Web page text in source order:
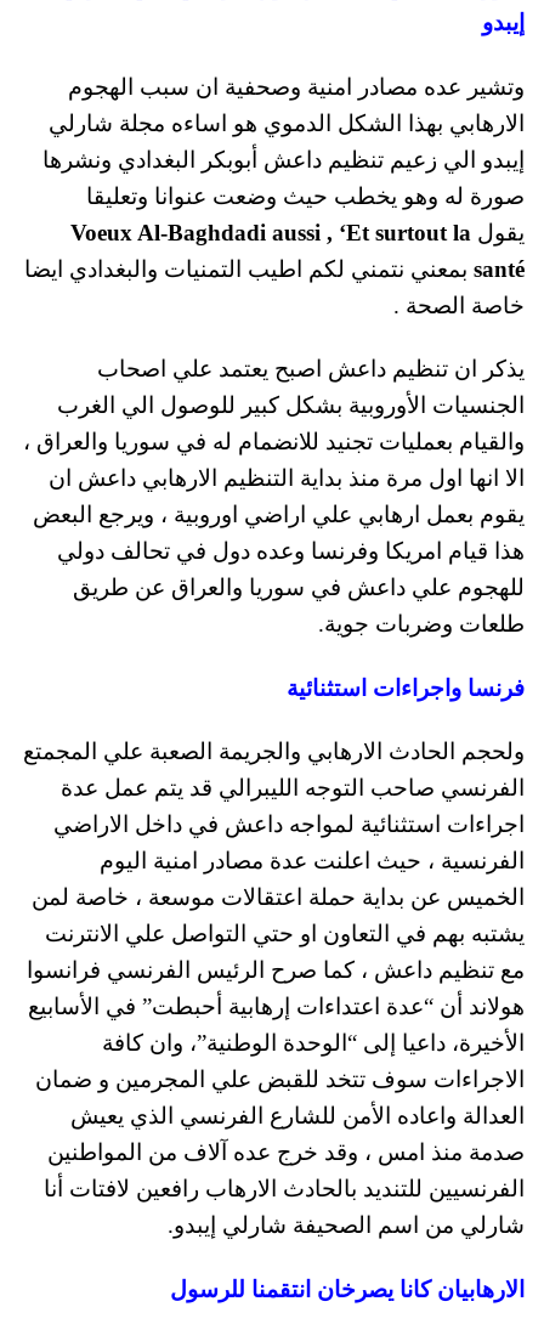
إيبدو
وتشير عده مصادر امنية وصحفية ان سبب الهجوم
الارهابي بهذا الشكل الدموي هو اساءه مجلة شارلي
إيبدو الي زعيم تنظيم داعش أبوبكر البغدادي ونشرها
صورة له وهو يخطب حيث وضعت عنوانا وتعليقا
يقول Voeux Al-Baghdadi aussi , ‘Et surtout la
santé بمعني نتمني لكم اطيب التمنيات والبغدادي ايضا
خاصة الصحة .
يذكر ان تنظيم داعش اصبح يعتمد علي اصحاب
الجنسيات الأوروبية بشكل كبير للوصول الي الغرب
والقيام بعمليات تجنيد للانضمام له في سوريا والعراق ،
الا انها اول مرة منذ بداية التنظيم الارهابي داعش ان
يقوم بعمل ارهابي علي اراضي اوروبية ، ويرجع البعض
هذا قيام امريكا وفرنسا وعده دول في تحالف دولي
للهجوم علي داعش في سوريا والعراق عن طريق
طلعات وضربات جوية.
فرنسا واجراءات استثنائية
ولحجم الحادث الارهابي والجريمة الصعبة علي المجمتع
الفرنسي صاحب التوجه الليبرالي قد يتم عمل عدة
اجراءات استثنائية لمواجه داعش في داخل الاراضي
الفرنسية ، حيث اعلنت عدة مصادر امنية اليوم
الخميس عن بداية حملة اعتقالات موسعة ، خاصة لمن
يشتبه بهم في التعاون او حتي التواصل علي الانترنت
مع تنظيم داعش ، كما صرح الرئيس الفرنسي فرانسوا
هولاند أن “عدة اعتداءات إرهابية أحبطت” في الأسابيع
الأخيرة، داعيا إلى “الوحدة الوطنية”، وان كافة
الاجراءات سوف تتخد للقبض علي المجرمين و ضمان
العدالة واعاده الأمن للشارع الفرنسي الذي يعيش
صدمة منذ امس ، وقد خرج عده آلاف من المواطنين
الفرنسيين للتنديد بالحادث الارهاب رافعين لافتات أنا
شارلي من اسم الصحيفة شارلي إيبدو.
الارهابيان كانا يصرخان انتقمنا للرسول